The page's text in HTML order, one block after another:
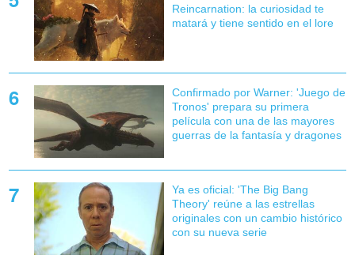
Reincarnation: la curiosidad te
matará y tiene sentido en el lore
Confirmado por Warner: 'Juego de
Tronos' prepara su primera
película con una de las mayores
guerras de la fantasía y dragones
Ya es oficial: 'The Big Bang
Theory' reúne a las estrellas
originales con un cambio histórico
con su nueva serie